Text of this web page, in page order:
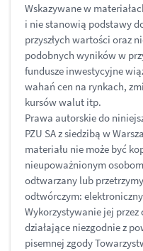
Wskazywane w
i nie stanowią podstawy
przyszłych wartości oraz
podobnych wyników w
fundusze inwestycyjne
wahań cen na rynkach,
kursów walut itp.
Prawa autorskie do
PZU SA z siedzibą w
materiału nie może być
nieupoważnionym
odtwarzany lub
odtwórczym:
Wykorzystywanie jej
działające niezgodnie z
pisemnej zgody